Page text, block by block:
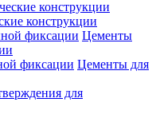
конструкции
Цементы
Цементы для